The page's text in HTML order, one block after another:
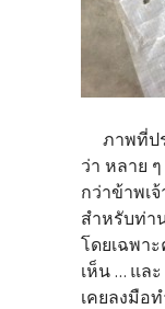
ภาพที่ปร
ว่า หลาย
กว่าข้าพเ
สำหรับท่า
โดยเฉพา
เห็น ... แล
เคยลงมือ